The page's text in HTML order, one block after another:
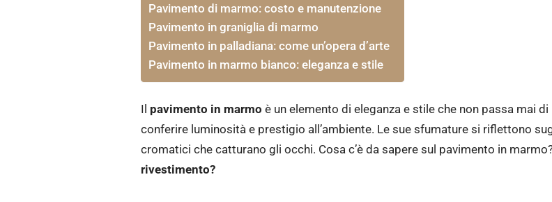
Pavimento di marmo: costo e manutenzione
Pavimento in graniglia di marmo
Pavimento in palladiana: come un’opera d’arte
Pavimento in marmo bianco: eleganza e stile
Il pavimento in marmo è un elemento di eleganza e stile che non passa mai
conferire luminosità e prestigio all’ambiente. Le sue sfumature si riflettono
cromatici che catturano gli occhi. Cosa c’è da sapere sul pavimento in
rivestimento?